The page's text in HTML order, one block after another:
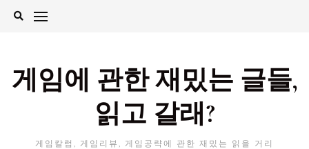
Skip
게임에 관한 재밌는 글들,
읽고 갈래?
게임칼럼, 게임리뷰, 게임공략에 관한 재밌는 읽을 거리